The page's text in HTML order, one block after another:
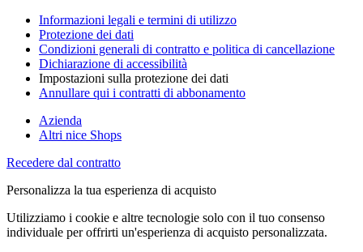
Informazioni legali e termini di utilizzo
Protezione dei dati
Condizioni generali di contratto e politica di cancellazione
Dichiarazione di accessibilità
Impostazioni sulla protezione dei dati
Annullare qui i contratti di abbonamento
Azienda
Altri nice Shops
Recedere dal contratto
Personalizza la tua esperienza di acquisto
Utilizziamo i cookie e altre tecnologie solo con il tuo consenso
individuale per offrirti un'esperienza di acquisto personalizzata.